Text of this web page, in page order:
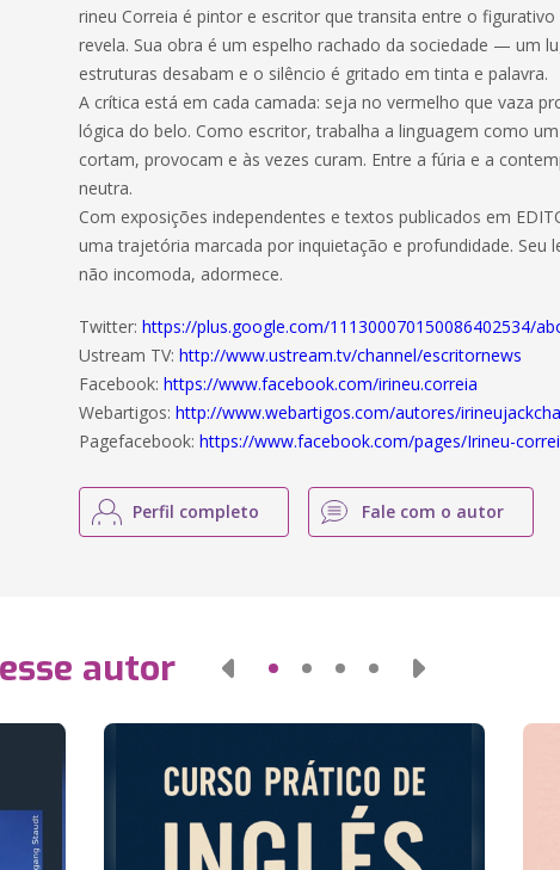
rineu Correia é pintor e escritor que transita entre o
revela. Sua obra é um espelho rachado da sociedade — um
estruturas desabam e o silêncio é gritado em tinta e palavra.
A crítica está em cada camada: seja no vermelho que vaza
lógica do belo. Como escritor, trabalha a linguagem como
cortam, provocam e às vezes curam. Entre a fúria e a
neutra.
Com exposições independentes e textos publicados em
uma trajetória marcada por inquietação e profundidade. Seu
não incomoda, adormece.
Twitter:https://plus.google.com/111300070150086402534/
Ustream TV:http://www.ustream.tv/channel/escritornews
Facebook:https://www.facebook.com/irineu.correia
Webartigos:http://www.webartigos.com/autores/
Pagefacebook:https://www.facebook.com/pages/Irineu-
Perfil completo Fale com o autor
autor